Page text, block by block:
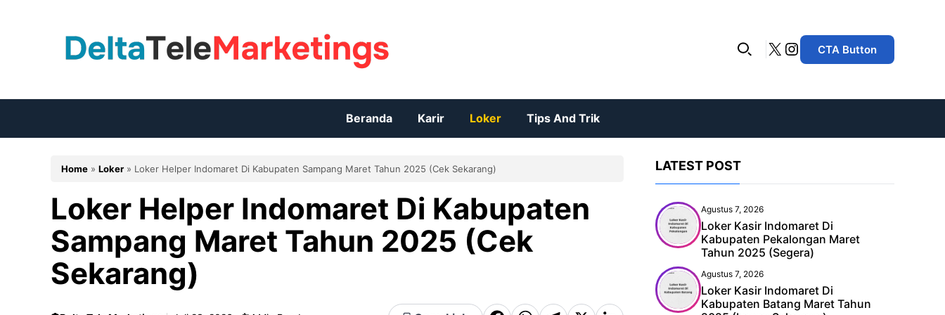
X Instagram
CTA Button
Beranda Karir Loker Tips And Trik
Home » Loker » Loker Helper Indomaret Di Kabupaten Sampang Maret Tahun 2025 (Cek Sekarang)
Loker Helper Indomaret Di Kabupaten
Sampang Maret Tahun 2025 (Cek
Sekarang)
LATEST POST
Agustus 7, 2026
Loker Kasir Indomaret Di
Kabupaten Pekalongan Maret
Tahun 2025 (Segera)
Agustus 7, 2026
Loker Kasir Indomaret Di
Kabupaten Batang Maret Tahun